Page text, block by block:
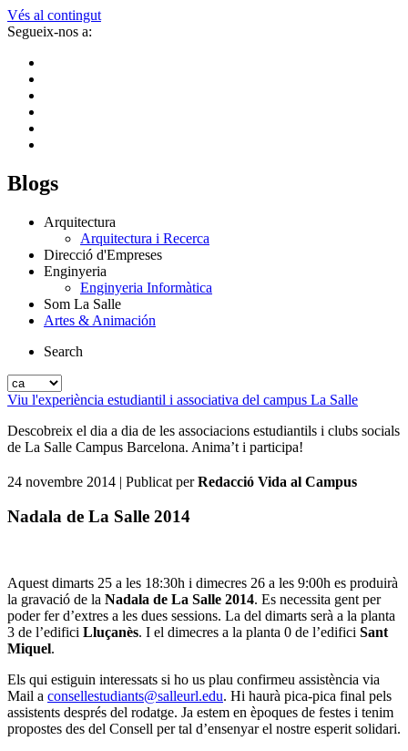
Vés al contingut
Segueix-nos a:
Blogs
Arquitectura
Arquitectura i Recerca
Direcció d'Empreses
Enginyeria
Enginyeria Informàtica
Som La Salle
Artes & Animación
Search
Viu l'experiència estudiantil i associativa del campus La Salle
Descobreix el dia a dia de les associacions estudiantils i clubs socials
de La Salle Campus Barcelona. Anima’t i participa!
24 novembre 2014 | Publicat perRedacció Vida al Campus
Nadala de La Salle 2014
Aquest dimarts 25 a les 18:30h i dimecres 26 a les 9:00h es produirà
la gravació de la Nadala de La Salle 2014. Es necessita gent per
poder fer d’extres a les dues sessions. La del dimarts serà a la planta
3 de l’edifici Lluçanès. I el dimecres a la planta 0 de l’edifici Sant
Miquel.
Els qui estiguin interessats si ho us plau confirmeu assistència via
Mail a consellestudiants@salleurl.edu. Hi haurà pica-pica final pels
assistents després del rodatge. Ja estem en èpoques de festes i tenim
propostes des del Consell per tal d’ensenyar el nostre esperit solidari.